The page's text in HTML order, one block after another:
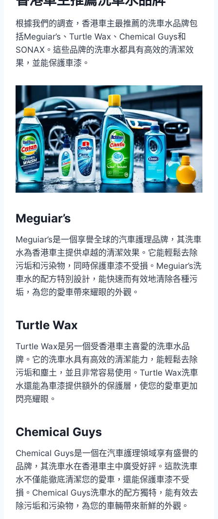
根據我們的調查，香港車主最推薦的洗車水品牌包
括Meguiar’s、Turtle Wax、Chemical Guys和
SONAX。這些品牌的洗車水都具有高效的清潔效
果，並能保護車漆。
Meguiar’s
Meguiar’s是一個享譽全球的汽車護理品牌，其洗車
水為香港車主提供卓越的清潔效果。它能輕鬆去除
污垢和污染物，同時保護車漆不受損。Meguiar’s洗
車水的配方特別設計，能快速而有效地清除各種污
垢，為您的愛車帶來耀眼的外觀。
Turtle Wax
Turtle Wax是另一個受香港車主喜愛的洗車水品
牌。它的洗車水具有高效的清潔能力，能輕鬆去除
污垢和塵土，並且非常容易使用。Turtle Wax洗車
水還能為車漆提供額外的保護層，使您的愛車更加
閃亮耀眼。
Chemical Guys
Chemical Guys是一個在汽車護理領域享有盛譽的
品牌，其洗車水在香港車主中廣受好評。這款洗車
水不僅能徹底清潔您的愛車，還能保護車漆不受
損。Chemical Guys洗車水的配方獨特，能有效去
除污垢和污染物，為您的車輛帶來新鮮的外觀。